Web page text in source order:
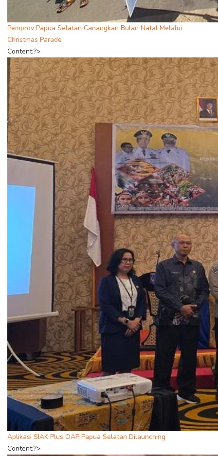
Pemprov Papua Selatan Canangkan Bulan Natal Melalui
Christmas Parade
Content;?>
Aplikasi SIAK Plus OAP Papua Selatan Dilaunching
Content;?>